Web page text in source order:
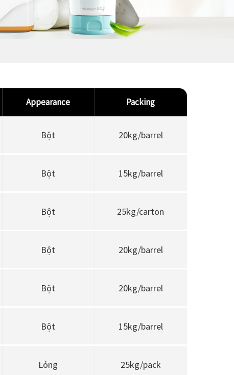
Các Hoạt Chất Đặc Trưng Cho Tóc
Appearance Packing
Bột 20kg/barrel
Bột 15kg/barrel
Bột 25kg/carton
Bột 20kg/barrel
Bột 20kg/barrel
Bột 15kg/barrel
Lỏng 25kg/pack